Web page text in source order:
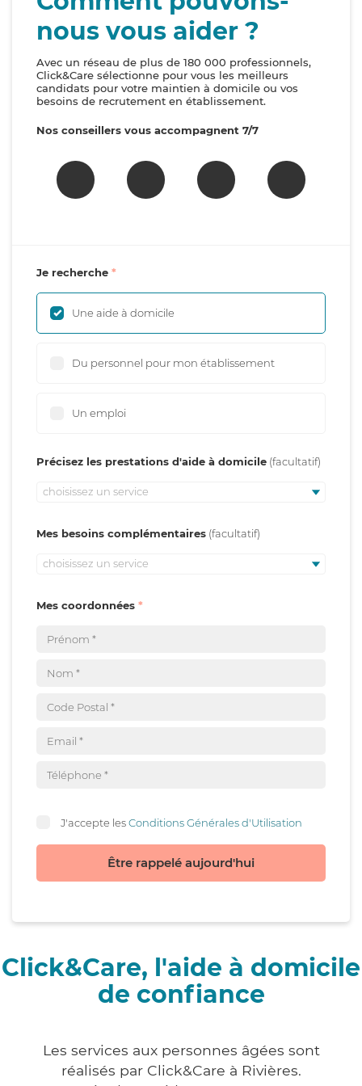
nous vous aider ?
Avec un réseau de plus de 180 000 professionnels,
Click&Care sélectionne pour vous les meilleurs
candidats pour votre maintien à domicile ou vos
besoins de recrutement en établissement.
Nos conseillers vous accompagnent 7/7
Je recherche
Une aide à domicile
Du personnel pour mon établissement
Un emploi
Précisez les prestations d'aide à domicile
choisissez un service
Mes besoins complémentaires
choisissez un service
Mes coordonnées
J'accepte lesConditions Générales d'Utilisation
Être rappelé aujourd'hui
Click&Care, l'aide à domicile
de confiance
Les services aux personnes âgées sont
réalisés par Click&Care à Rivières.